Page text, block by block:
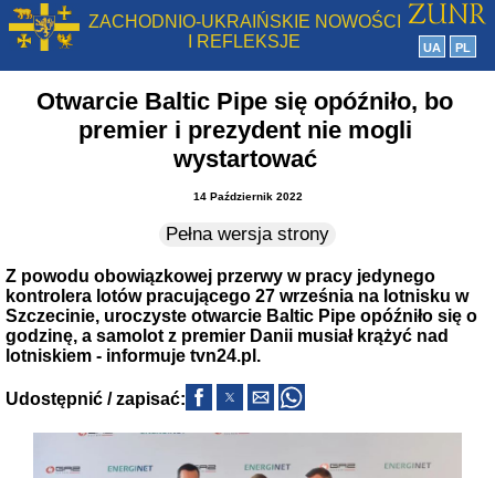
ZACHODNIO-UKRAIŃSKIE NOWOŚCI
I REFLEKSJE
UA PL
Otwarcie Baltic Pipe się opóźniło, bo
premier i prezydent nie mogli
wystartować
14 Październik 2022
Pełna wersja strony
Z powodu obowiązkowej przerwy w pracy jedynego
kontrolera lotów pracującego 27 września na lotnisku w
Szczecinie, uroczyste otwarcie Baltic Pipe opóźniło się o
godzinę, a samolot z premier Danii musiał krążyć nad
lotniskiem - informuje tvn24.pl.
Udostępnić / zapisać: